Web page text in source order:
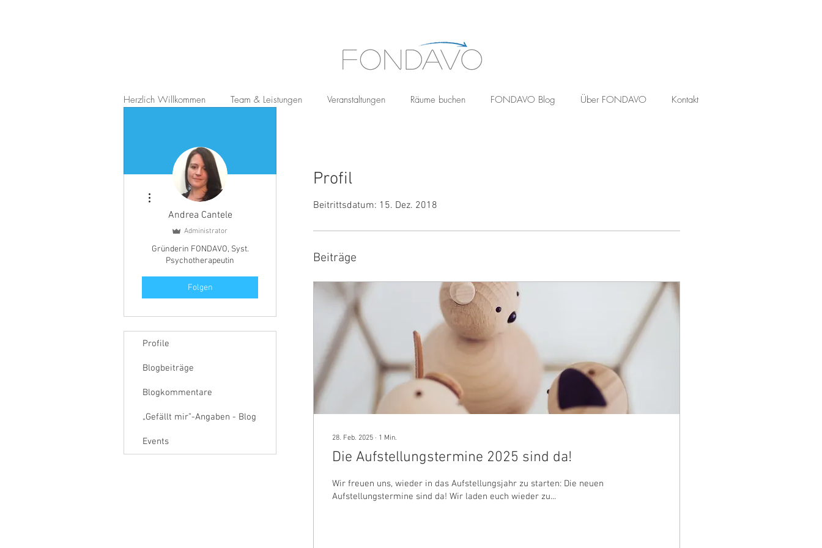
Herzlich Willkommen Team & Leistungen Veranstaltungen Räume buchen FONDAVO Blog Über FONDAVO Kontakt
Profil
Beitrittsdatum: 15. Dez. 2018
Beiträge
28. Feb. 2025 ∙ 1 Min.
Die Aufstellungstermine 2025 sind da!
Wir freuen uns, wieder in das Aufstellungsjahr zu starten: Die neuen
Aufstellungstermine sind da! Wir laden euch wieder zu...
Andrea Cantele
Administrator
Gründerin FONDAVO, Syst.
Psychotherapeutin
Folgen
Weitere Optionen
Profile
Blogbeiträge
Blogkommentare
„Gefällt mir”-Angaben - Blog
Events